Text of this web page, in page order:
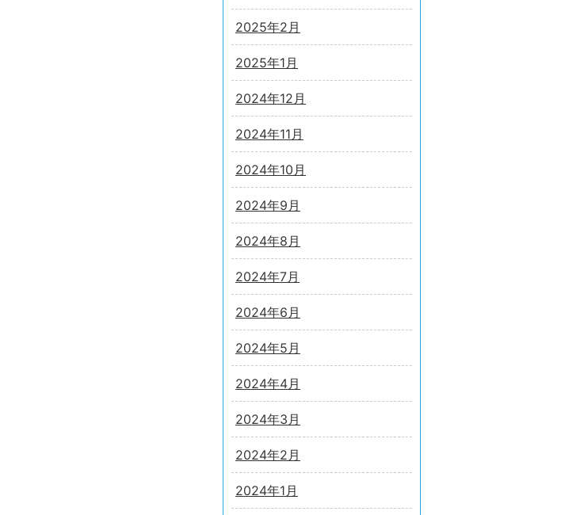
2025年2月
2025年1月
2024年12月
2024年11月
2024年10月
2024年9月
2024年8月
2024年7月
2024年6月
2024年5月
2024年4月
2024年3月
2024年2月
2024年1月